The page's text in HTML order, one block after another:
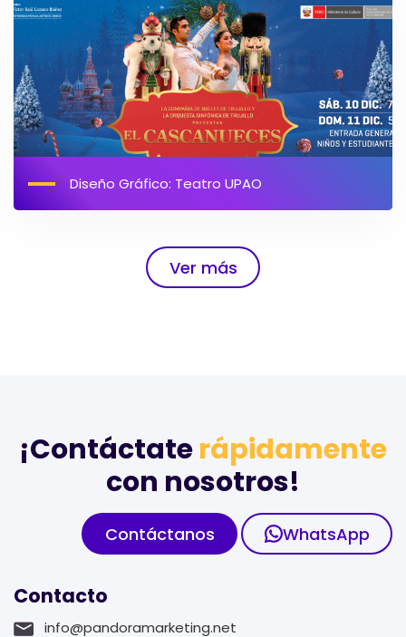
Diseño Gráfico: Teatro UPAO
Ver más
Contacto
info@pandoramarketing.net
¡Contáctaterápidamente
con nosotros!
Contáctanos WhatsApp